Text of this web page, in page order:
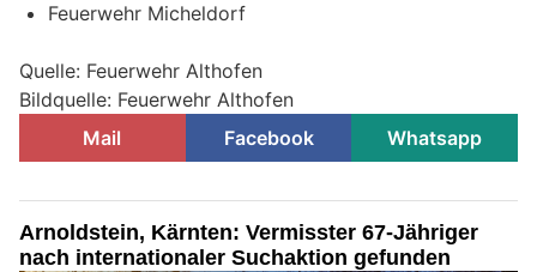
Feuerwehr Micheldorf
Quelle: Feuerwehr Althofen
Bildquelle: Feuerwehr Althofen
Mail
Facebook Whatsapp
Arnoldstein, Kärnten: Vermisster 67-Jähriger
nach internationaler Suchaktion gefunden